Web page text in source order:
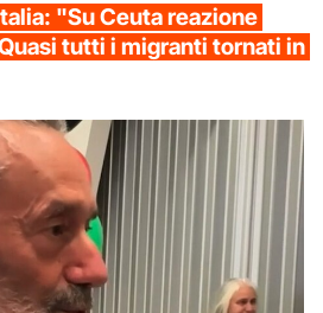
"Su Ceuta reazione
tutti i migranti tornati in